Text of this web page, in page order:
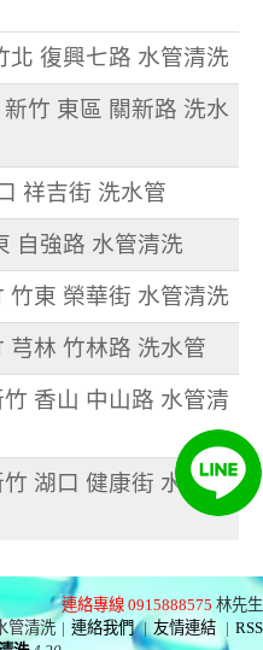
北 復興七路 水管清洗
竹 東區 關新路 洗水
祥吉街 洗水管
自強路 水管清洗
竹東 榮華街 水管清洗
芎林 竹林路 洗水管
香山 中山路 水管清
湖口 健康街 水管清
連絡專線 0915888575 林先生
管清洗 | 連絡我們 | 友情連結 | RSS